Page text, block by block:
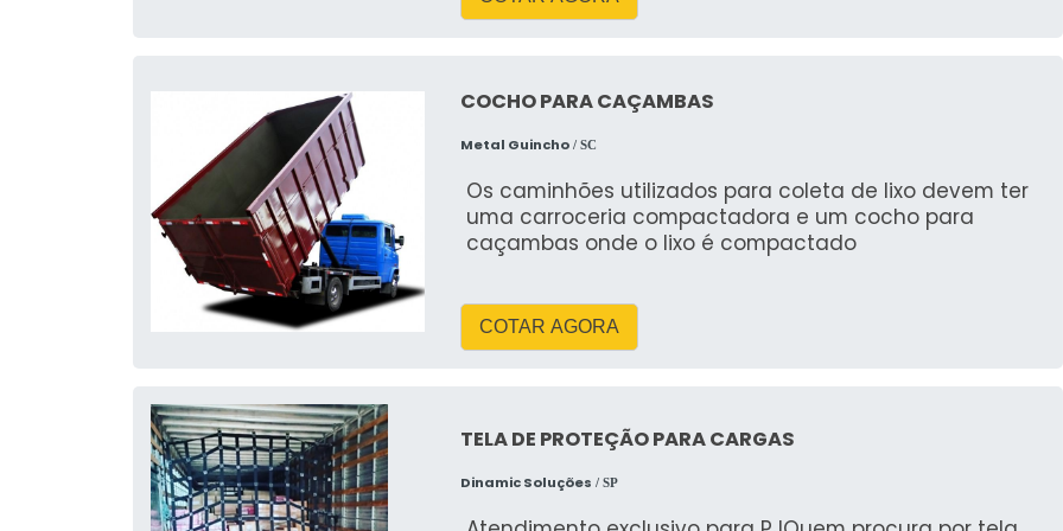
COCHO PARA CAÇAMBAS
Metal Guincho / SC
Os caminhões utilizados para coleta de lixo devem ter
uma carroceria compactadora e um cocho para
caçambas onde o lixo é compactado
COTAR AGORA
TELA DE PROTEÇÃO PARA CARGAS
Dinamic Soluções / SP